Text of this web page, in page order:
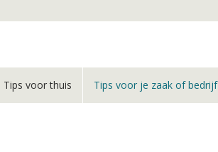
Tips voor thuis Tips voor je zaak of bedrijf